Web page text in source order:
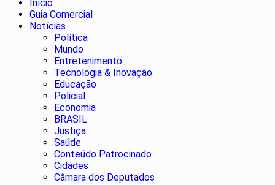
Início
Guia Comercial
Notícias
Política
Mundo
Entretenimento
Tecnologia & Inovação
Educação
Policial
Economia
BRASIL
Justiça
Saúde
Conteúdo Patrocinado
Cidades
Câmara dos Deputados